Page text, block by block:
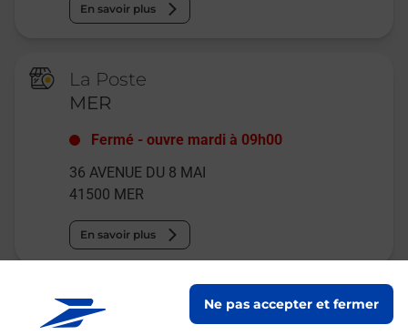
Ne pas accepter et fermer
En savoir plus
La Poste
MER
Fermé -ouvre mardi à 09h00
36 AVENUE DU 8 MAI
41500 MER
En savoir plus
Malin !